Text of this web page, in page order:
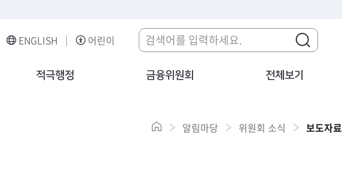
ENGLISH 어린이
적극행정 금융위원회 전체보기
알림마당 위원회 소식 보도자료